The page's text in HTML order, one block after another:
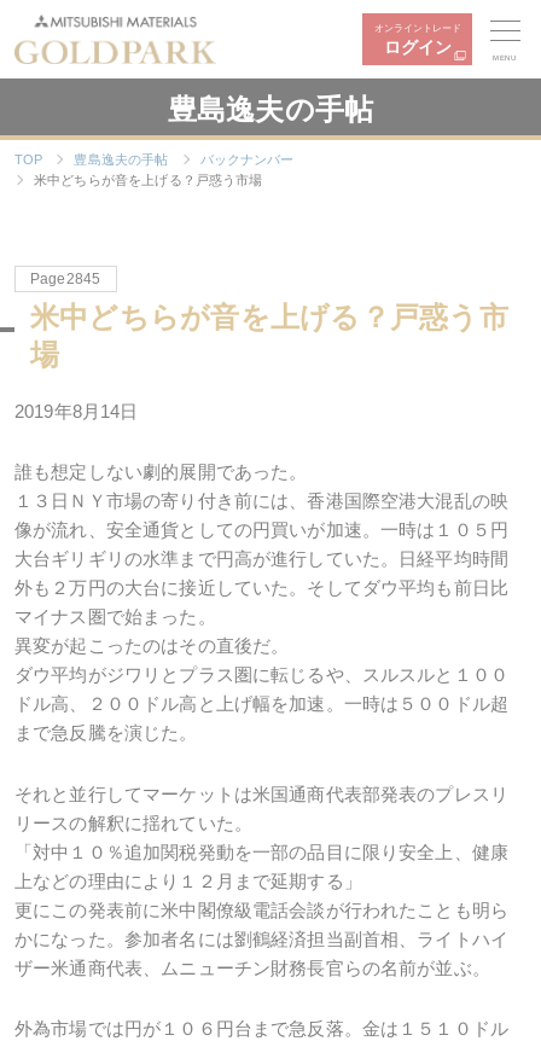
オンライントレード
ログイン
MENU
豊島逸夫の手帖
TOP 豊島逸夫の手帖
バックナンバー
米中どちらが音を上げる？戸惑う市場
Page2845
米中どちらが音を上げる？戸惑う市
場
2019年8月14日
誰も想定しない劇的展開であった。
１３日ＮＹ市場の寄り付き前には、香港国際空港大混乱の映
像が流れ、安全通貨としての円買いが加速。一時は１０５円
大台ギリギリの水準まで円高が進行していた。日経平均時間
外も２万円の大台に接近していた。そしてダウ平均も前日比
マイナス圏で始まった。
異変が起こったのはその直後だ。
ダウ平均がジワリとプラス圏に転じるや、スルスルと１００
ドル高、２００ドル高と上げ幅を加速。一時は５００ドル超
まで急反騰を演じた。
それと並行してマーケットは米国通商代表部発表のプレスリ
リースの解釈に揺れていた。
「対中１０％追加関税発動を一部の品目に限り安全上、健康
上などの理由により１２月まで延期する」
更にこの発表前に米中閣僚級電話会談が行われたことも明ら
かになった。参加者名には劉鶴経済担当副首相、ライトハイ
ザー米通商代表、ムニューチン財務長官らの名前が並ぶ。
外為市場では円が１０６円台まで急反落。金は１５１０ドル